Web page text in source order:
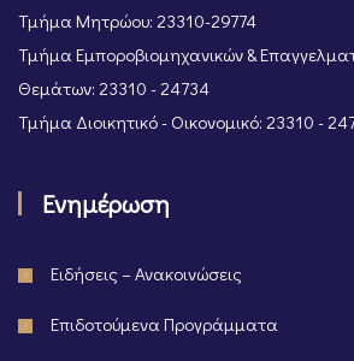
Τμήμα Μητρώου: 23310-29774
Τμήμα Εμποροβιομηχανικών &
Θεμάτων: 23310 - 24734
Τμήμα Διοικητικό - Οικονομικό: 23310 -
Ενημέρωση
Ειδήσεις – Ανακοινώσεις
Επιδοτούμενα Προγράμματα